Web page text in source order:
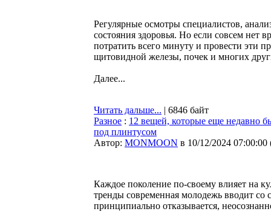
Регулярные осмотры специалистов,
состояния здоровья. Но если совсем нет
потратить всего минуту и провести эти
щитовидной железы, почек и многих
Далее...
Читать дальше... | 6846 байт
Разное : 12 вещей, которые еще недавно
под плинтусом
Автор: MONMOON в 10/12/2024 07:00:00
Каждое поколение по-своему влияет на
тренды современная молодежь вводит со
принципиально отказывается,